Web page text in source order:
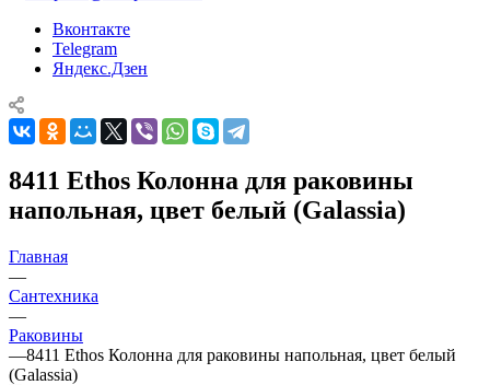
Вконтакте
Telegram
Яндекс.Дзен
8411 Ethos Колонна для раковины
напольная, цвет белый (Galassia)
Главная
—
Сантехника
—
Раковины
—8411 Ethos Колонна для раковины напольная, цвет белый
(Galassia)